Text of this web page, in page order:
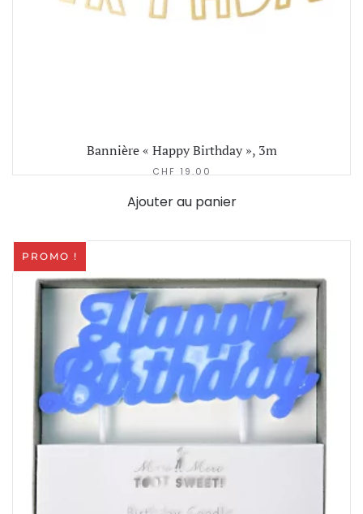
Bannière « Happy Birthday », 3m
CHF 19.00
Ajouter au panier
PROMO !